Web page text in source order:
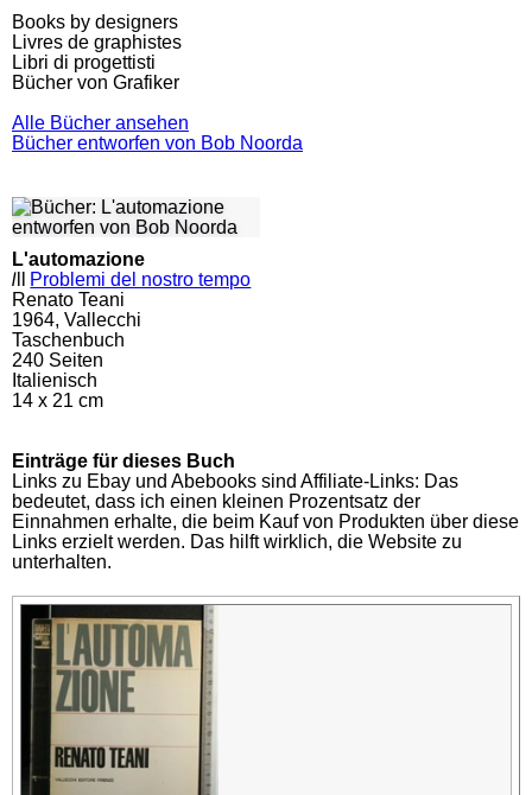
Books by designers
Livres de graphistes
Libri di progettisti
Bücher von Grafiker
Alle Bücher ansehen
Bücher entworfen von Bob Noorda
L'automazione
l
Problemi del nostro tempo
Renato Teani
1964, Vallecchi
Taschenbuch
240 Seiten
Italienisch
14 x 21 cm
Einträge für dieses Buch
Links zu Ebay und Abebooks sind Affiliate-Links: Das
bedeutet, dass ich einen kleinen Prozentsatz der
Einnahmen erhalte, die beim Kauf von Produkten über diese
Links erzielt werden. Das hilft wirklich, die Website zu
unterhalten.